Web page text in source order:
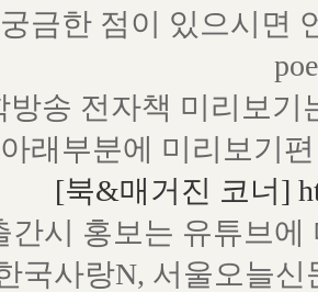
금한 점이 있으시면
방송 전자책 미리보
래부분에 미리보기
[북&매거진 코너]
간시 홍보는 유튜브
국사랑N, 서울오늘